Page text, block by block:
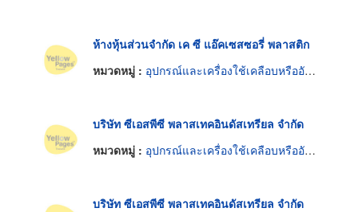
ห้างหุ้นส่วนจำกัด เค ซี แอ๊คเซสซอรี่ พลาสติก
หมวดหมู่ : อุปกรณ์และเครื่องใช้เคลือบหรืออัดพลาสติก
บริษัท ซีเอสพีซี พลาสเทคอินดัสเทรียล จำกัด
หมวดหมู่ : อุปกรณ์และเครื่องใช้เคลือบหรืออัดพลาสติก
บริษัท ซีเอสพีซี พลาสเทคอินดัสเทรียล จำกัด